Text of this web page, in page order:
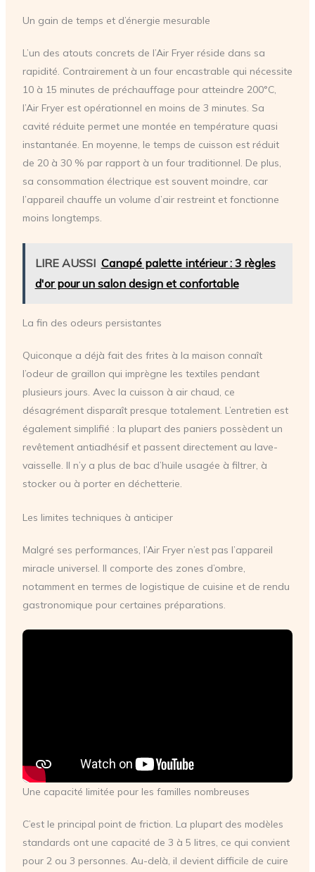
Un gain de temps et d’énergie mesurable
L’un des atouts concrets de l’Air Fryer réside dans sa
rapidité. Contrairement à un four encastrable qui nécessite
10 à 15 minutes de préchauffage pour atteindre 200°C,
l’Air Fryer est opérationnel en moins de 3 minutes. Sa
cavité réduite permet une montée en température quasi
instantanée. En moyenne, le temps de cuisson est réduit
de 20 à 30 % par rapport à un four traditionnel. De plus,
sa consommation électrique est souvent moindre, car
l’appareil chauffe un volume d’air restreint et fonctionne
moins longtemps.
LIRE AUSSI Canapé palette intérieur : 3 règles
d'or pour un salon design et confortable
La fin des odeurs persistantes
Quiconque a déjà fait des frites à la maison connaît
l’odeur de graillon qui imprègne les textiles pendant
plusieurs jours. Avec la cuisson à air chaud, ce
désagrément disparaît presque totalement. L’entretien est
également simplifié : la plupart des paniers possèdent un
revêtement antiadhésif et passent directement au lave-
vaisselle. Il n’y a plus de bac d’huile usagée à filtrer, à
stocker ou à porter en déchetterie.
Les limites techniques à anticiper
Malgré ses performances, l’Air Fryer n’est pas l’appareil
miracle universel. Il comporte des zones d’ombre,
notamment en termes de logistique de cuisine et de rendu
gastronomique pour certaines préparations.
Une capacité limitée pour les familles nombreuses
C’est le principal point de friction. La plupart des modèles
standards ont une capacité de 3 à 5 litres, ce qui convient
pour 2 ou 3 personnes. Au-delà, il devient difficile de cuire